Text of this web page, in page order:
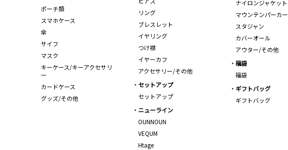
ナイロンジャケット
マウンテンパーカー
スタジャン
カバーオール
アウター/その他
リング
ブレスレット
イヤリング
つけ襟
イヤーカフ
アクセサリー/その他
ポーチ類
スマホケース
傘
サイフ
マスク
キーケース/キーアクセサリ
ー
カードケース
グッズ/その他
福袋
福袋
セットアップ
セットアップ
ギフトバッグ
ギフトバッグ
ニューライン
OUNNOUN
VEQUM
Htage